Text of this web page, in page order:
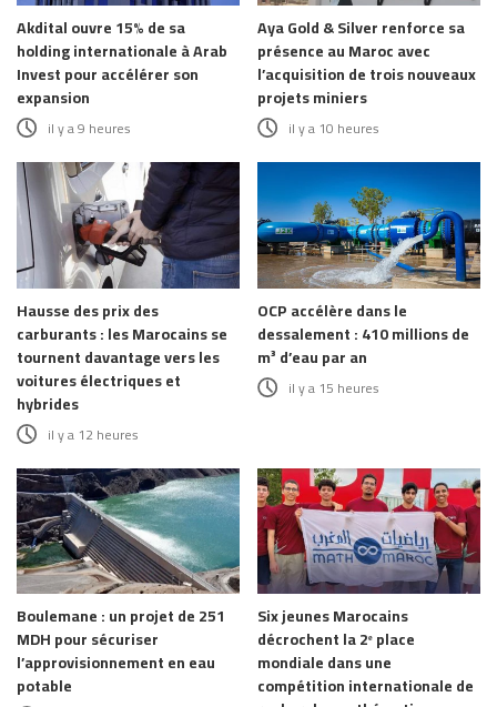
Akdital ouvre 15% de sa
holding internationale à Arab
Invest pour accélérer son
expansion
il y a 9 heures
Aya Gold & Silver renforce sa
présence au Maroc avec
l’acquisition de trois nouveaux
projets miniers
il y a 10 heures
Hausse des prix des
carburants : les Marocains se
tournent davantage vers les
voitures électriques et
hybrides
il y a 12 heures
OCP accélère dans le
dessalement : 410 millions de
m³ d’eau par an
il y a 15 heures
Boulemane : un projet de 251
MDH pour sécuriser
l’approvisionnement en eau
potable
Six jeunes Marocains
décrochent la 2ᵉ place
mondiale dans une
compétition internationale de